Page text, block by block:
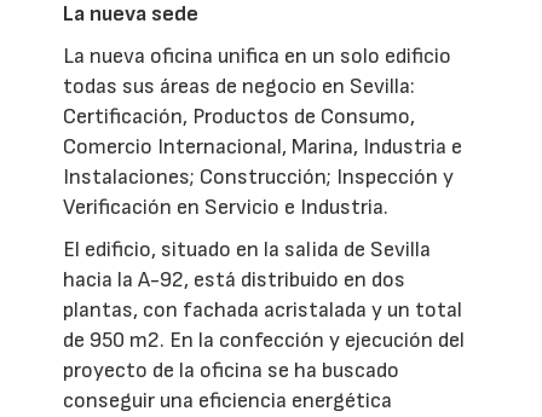
La nueva sede
La nueva oficina unifica en un solo edificio
todas sus áreas de negocio en Sevilla:
Certificación, Productos de Consumo,
Comercio Internacional, Marina, Industria e
Instalaciones; Construcción; Inspección y
Verificación en Servicio e Industria.
El edificio, situado en la salida de Sevilla
hacia la A-92, está distribuido en dos
plantas, con fachada acristalada y un total
de 950 m2. En la confección y ejecución del
proyecto de la oficina se ha buscado
conseguir una eficiencia energética